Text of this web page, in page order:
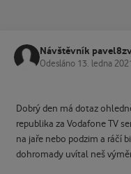
Návštěvník
Odesláno 13. ledna 2021
Dobrý den má dotaz
republika za Vodafone TV
na jaře nebo podzim a ráčí
dohromady uvítal neš